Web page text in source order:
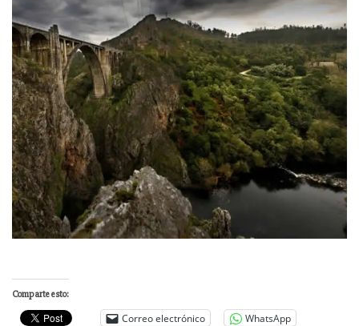
Comparte esto:
Correo electrónico WhatsApp